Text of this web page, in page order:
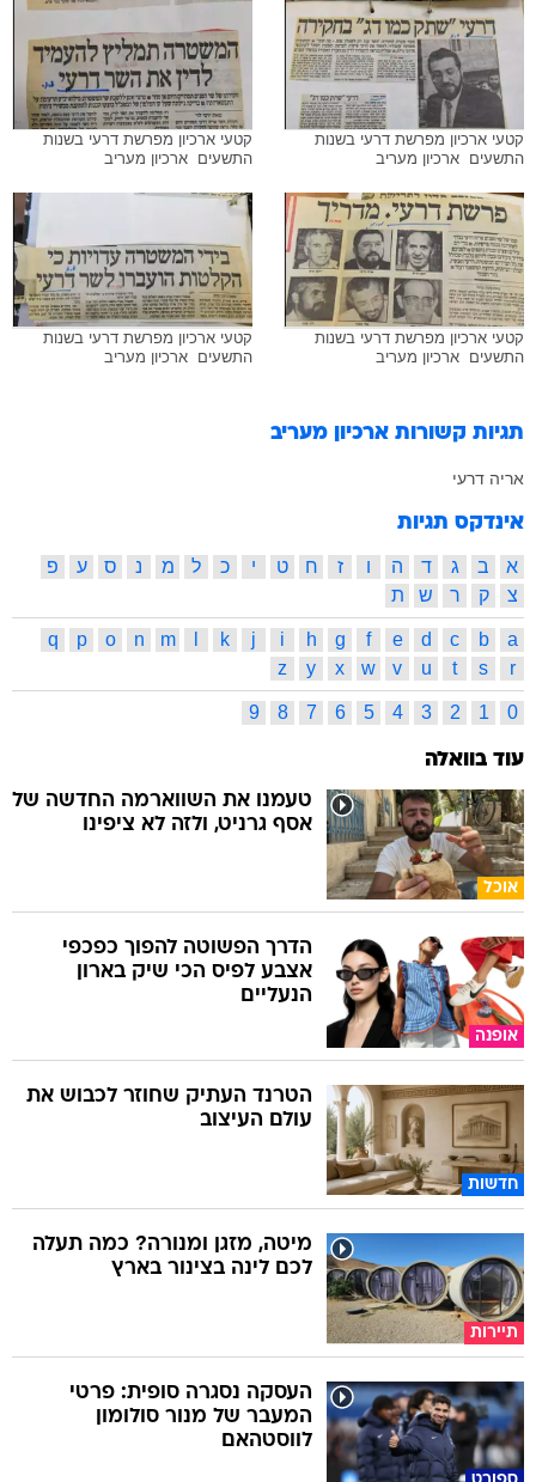
קטעי ארכיון מפרשת דרעי בשנות
התשעים  ארכיון מעריב
קטעי ארכיון מפרשת דרעי בשנות
התשעים  ארכיון מעריב
קטעי ארכיון מפרשת דרעי בשנות
התשעים  ארכיון מעריב
קטעי ארכיון מפרשת דרעי בשנות
התשעים  ארכיון מעריב
תגיות קשורות ארכיון מעריב
אריה דרעי
אינדקס תגיות
א ב ג ד ה ו ז ח ט י כ ל מ נ ס ע
פ
צ
ק ר ש ת
a
b
c
d
e
f
g
h
i
j
k
m
n
o
p
q
r
s
t
u
v
w
x
y
z
0
1
2
3
4
5
6
7
8
9
עוד בוואלה
אוכל
טעמנו את השווארמה החדשה של
אסף גרניט, ולזה לא ציפינו
אופנה
הדרך הפשוטה להפוך כפכפי
אצבע לפיס הכי שיק בארון
הנעליים
חדשות
הטרנד העתיק שחוזר לכבוש את
עולם העיצוב
תיירות
מיטה, מזגן ומנורה? כמה תעלה
לכם לינה בצינור בארץ
העסקה נסגרה סופית: פרטי
המעבר של מנור סולומון
לווסטהאם